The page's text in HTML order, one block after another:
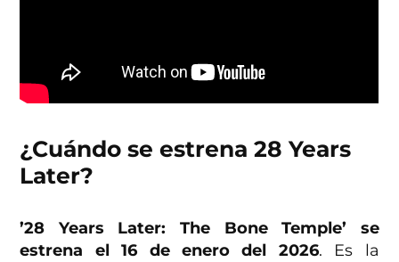
¿Cuándo se estrena 28 Years
Later?
’28 Years Later: The Bone Temple’ se
estrena el 16 de enero del 2026. Es la